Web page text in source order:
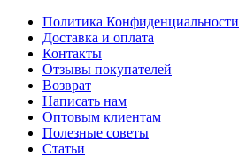
Политика Конфиденциальности
Доставка и оплата
Контакты
Отзывы покупателей
Возврат
Написать нам
Оптовым клиентам
Полезные советы
Статьи